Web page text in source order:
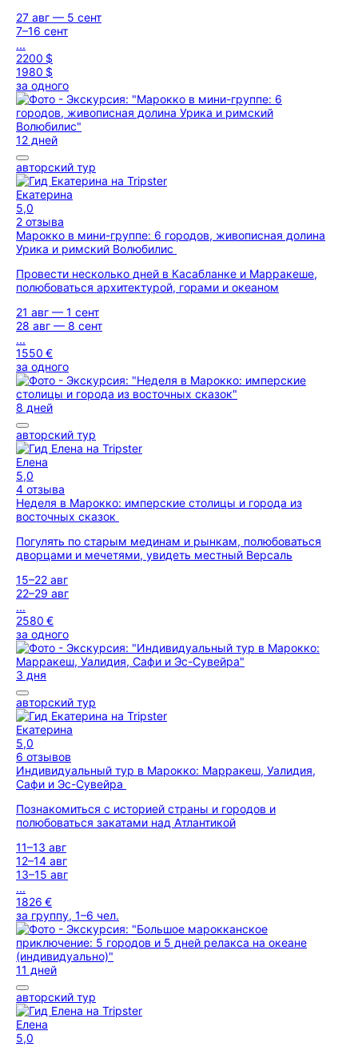
27 авг — 5 сент
7–16 сент
...
2200 $
1980 $
за одного
12 дней
авторский тур
Екатерина
5,0
2 отзыва
Марокко в мини-группе: 6 городов, живописная долина
Урика и римский Волюбилис
Провести несколько дней в Касабланке и Марракеше,
полюбоваться архитектурой, горами и океаном
21 авг — 1 сент
28 авг — 8 сент
...
1550 €
за одного
8 дней
авторский тур
Елена
5,0
4 отзыва
Неделя в Марокко: имперские столицы и города из
восточных сказок
Погулять по старым мединам и рынкам, полюбоваться
дворцами и мечетями, увидеть местный Версаль
15–22 авг
22–29 авг
...
2580 €
за одного
3 дня
авторский тур
Екатерина
5,0
6 отзывов
Индивидуальный тур в Марокко: Марракеш, Уалидия,
Сафи и Эс-Сувейра
Познакомиться с историей страны и городов и
полюбоваться закатами над Атлантикой
11–13 авг
12–14 авг
13–15 авг
...
1826 €
за группу, 1–6 чел.
11 дней
авторский тур
Елена
5,0